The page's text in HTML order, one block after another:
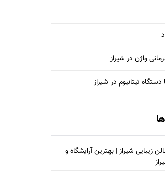
واژن در شیراز
دستگاه تیتانیوم در شیراز
زیبایی شیراز | بهترین آرایشگاه و